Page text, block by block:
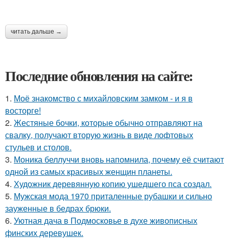
читать дальше →
Последние обновления на сайте:
1. Моё знакомство с михайловским замком - и я в
восторге!
2. Жестяные бочки, которые обычно отправляют на
свалку, получают вторую жизнь в виде лофтовых
стульев и столов.
3. Моника беллуччи вновь напомнила, почему её считают
одной из самых красивых женщин планеты.
4. Художник деревянную копию ушедшего пса создал.
5. Мужская мода 1970 приталенные рубашки и сильно
зауженные в бедрах брюки.
6. Уютная дача в Подмосковье в духе живописных
финских деревушек.